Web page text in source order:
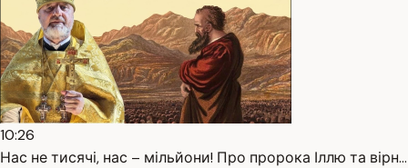
10:26
Нас не тисячі, нас – мільйони! Про пророка Іллю та вірн…